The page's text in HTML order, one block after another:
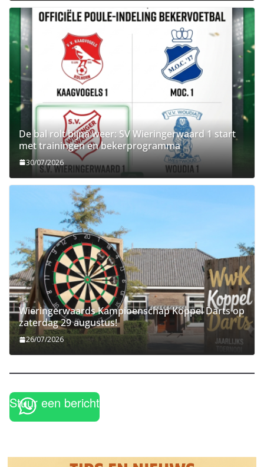
De bal rolt bijna weer: SV Wieringerwaard 1 start
met trainingen en bekerprogramma
30/07/2026
Wieringerwaards Kampioenschap Koppel Darts op
zaterdag 29 augustus!
26/07/2026
Stuur een bericht